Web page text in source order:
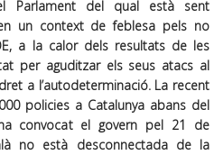
Parlament del qual està sent
un context de feblesa pels no
a la calor dels resultats de les
per aguditzar els seus atacs al
a l’autodeterminació. La recent
policies a Catalunya abans del
convocat el govern pel 21 de
no està desconnectada de la